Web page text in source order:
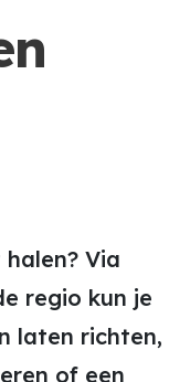
Via
regio kun je
laten richten,
of een